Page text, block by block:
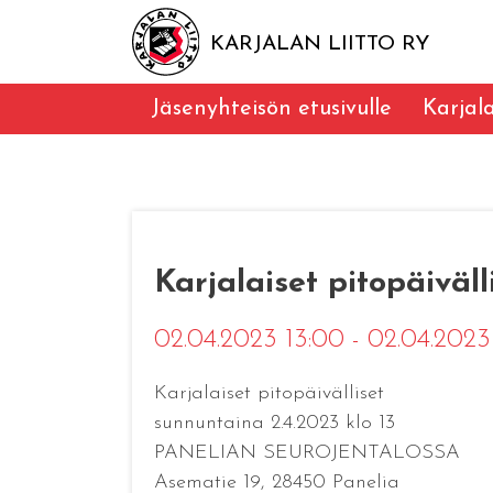
KARJALAN LIITTO RY
Jäsenyhteisön etusivulle
Karjalaiset
02.04.2023 13:00 -
Karjalaiset pitopäivälliset
sunnuntaina 2.4.2023 klo 13
PANELIAN SEUROJENTALOSSA
Asematie 19, 28450 Panelia